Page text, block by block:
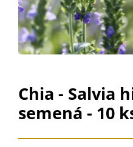
Chia - Salvia
semená - 10